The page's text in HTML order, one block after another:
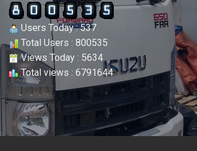
Users Today : 537
Total Users : 800535
Views Today : 5634
Total views : 6791644